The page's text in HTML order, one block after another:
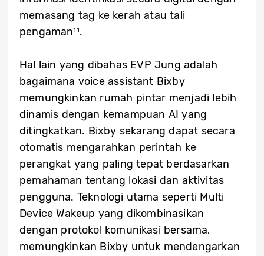
memasang tag ke kerah atau tali
pengaman11 .
Hal lain yang dibahas EVP Jung adalah
bagaimana voice assistant Bixby
memungkinkan rumah pintar menjadi lebih
dinamis dengan kemampuan AI yang
ditingkatkan. Bixby sekarang dapat secara
otomatis mengarahkan perintah ke
perangkat yang paling tepat berdasarkan
pemahaman tentang lokasi dan aktivitas
pengguna. Teknologi utama seperti Multi
Device Wakeup yang dikombinasikan
dengan protokol komunikasi bersama,
memungkinkan Bixby untuk mendengarkan